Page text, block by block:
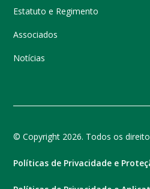
Estatuto e Regimento
Associados
Notícias
© Copyright 2026. Todos os
Políticas de Privacidade e